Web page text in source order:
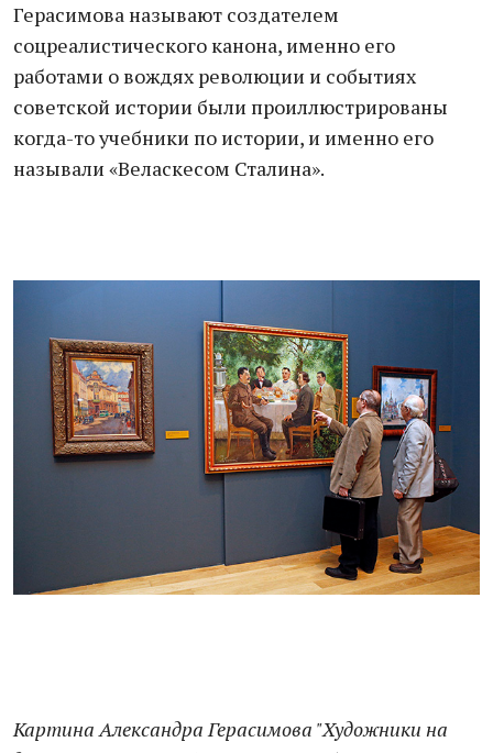
Герасимова называют создателем
соцреалистического канона, именно его
работами о вождях революции и событиях
советской истории были проиллюстрированы
когда-то учебники по истории, и именно его
называли «Веласкесом Сталина».
Картина Александра Герасимова "Художники на